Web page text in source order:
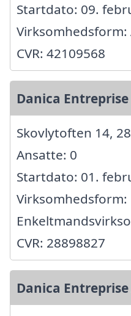
Startdato: 09.
Virksomhedsform:
CVR: 42109568
Danica Entreprise
Skovlytoften 14,
Ansatte: 0
Startdato: 01.
Virksomhedsform:
CVR: 28898827
Danica Entreprise